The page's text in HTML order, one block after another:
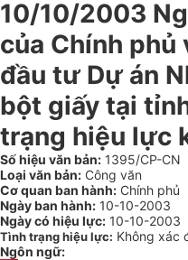
10/10/2003
của Chính phủ
đầu tư Dự án
bột giấy tại
trạng hiệu lực
Số hiệu văn bản: 1395/CP-CN
Loại văn bản: Công văn
Cơ quan ban hành: Chính phủ
Ngày ban hành: 10-10-2003
Ngày có hiệu lực: 10-10-2003
Tình trạng hiệu lực: Không xác
Ngôn ngữ: